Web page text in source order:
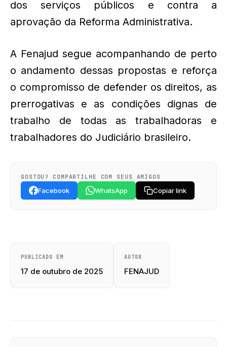
dos serviços públicos e contra a
aprovação da Reforma Administrativa.
A Fenajud segue acompanhando de perto
o andamento dessas propostas e reforça
o compromisso de defender os direitos, as
prerrogativas e as condições dignas de
trabalho de todas as trabalhadoras e
trabalhadores do Judiciário brasileiro.
GOSTOU? COMPARTILHE COM SEUS AMIGOS
Facebook WhatsApp Copiar link
PUBLICADO EM
17 de outubro de 2025
AUTOR
FENAJUD